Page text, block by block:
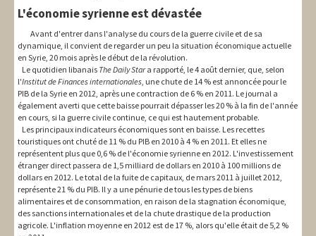
L'économie syrienne est dévastée
Avant d'entrer dans l'analyse du cours de la guerre civile et de sa
dynamique, il convient de regarder un peu la situation économique actuelle
en Syrie, 20 mois après le début de la révolution.
Le quotidien libanais The Daily Stara rapporté, le 4 août dernier, que, selon
l'Institut de Finances internationales, une chute de 14 % est annoncée pour le
PIB de la Syrie en 2012, après une contraction de 6 % en 2011. Le journal a
également averti que cette baisse pourrait dépasser les 20 % à la fin de l'année
en cours, si la guerre civile continue, ce qui est hautement probable.
Les principaux indicateurs économiques sont en baisse. Les recettes
touristiques ont chuté de 11 % du PIB en 2010 à 4 % en 2011. Et elles ne
représentent plus que 0,6 % de l'économie syrienne en 2012. L'investissement
étranger direct passera de 1,5 milliard de dollars en 2010 à 100 millions de
dollars en 2012. Le total de la fuite de capitaux, de mars 2011 à juillet 2012,
représente 21 % du PIB. Il y a une pénurie de tous les types de biens
alimentaires et de consommation, en raison de la stagnation économique,
des sanctions internationales et de la chute drastique de la production
agricole. L'inflation moyenne en 2012 est de 17 %, alors qu'elle était de 5,2 %